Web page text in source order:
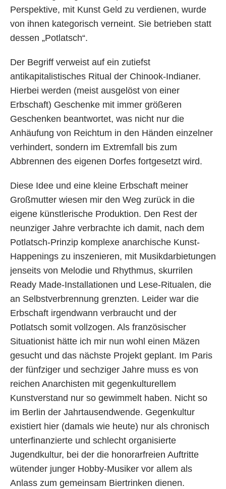
Perspektive, mit Kunst Geld zu verdienen, wurde
von ihnen kategorisch verneint. Sie betrieben statt
dessen „Potlatsch“.
Der Begriff verweist auf ein zutiefst
antikapitalistisches Ritual der Chinook-Indianer.
Hierbei werden (meist ausgelöst von einer
Erbschaft) Geschenke mit immer größeren
Geschenken beantwortet, was nicht nur die
Anhäufung von Reichtum in den Händen einzelner
verhindert, sondern im Extremfall bis zum
Abbrennen des eigenen Dorfes fortgesetzt wird.
Diese Idee und eine kleine Erbschaft meiner
Großmutter wiesen mir den Weg zurück in die
eigene künstlerische Produktion. Den Rest der
neunziger Jahre verbrachte ich damit, nach dem
Potlatsch-Prinzip komplexe anarchische Kunst-
Happenings zu inszenieren, mit Musikdarbietungen
jenseits von Melodie und Rhythmus, skurrilen
Ready Made-Installationen und Lese-Ritualen, die
an Selbstverbrennung grenzten. Leider war die
Erbschaft irgendwann verbraucht und der
Potlatsch somit vollzogen. Als französischer
Situationist hätte ich mir nun wohl einen Mäzen
gesucht und das nächste Projekt geplant. Im Paris
der fünfziger und sechziger Jahre muss es von
reichen Anarchisten mit gegenkulturellem
Kunstverstand nur so gewimmelt haben. Nicht so
im Berlin der Jahrtausendwende. Gegenkultur
existiert hier (damals wie heute) nur als chronisch
unterfinanzierte und schlecht organisierte
Jugendkultur, bei der die honorarfreien Auftritte
wütender junger Hobby-Musiker vor allem als
Anlass zum gemeinsam Biertrinken dienen.